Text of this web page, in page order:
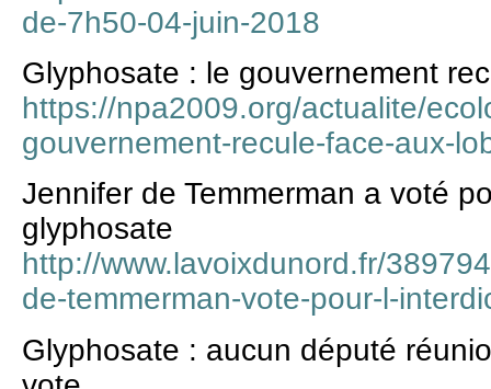
de-7h50-04-juin-2018
Glyphosate : le gouvernement
https://npa2009.org/actualite/
gouvernement-recule-face-aux-
Jennifer de Temmerman a voté
glyphosate
http://www.lavoixdunord.fr/
de-temmerman-vote-pour-l-
Glyphosate : aucun député